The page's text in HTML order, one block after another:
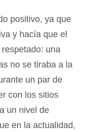
positivo, ya que
y hacía que el
una
no se tiraba a la
un par de
con los sitios
un nivel de
en la actualidad,